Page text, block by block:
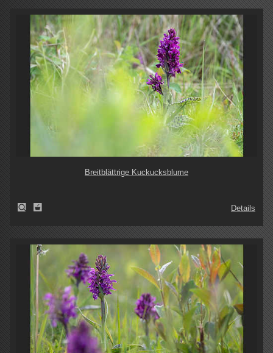
Breitblättrige Kuckucksblume
Details